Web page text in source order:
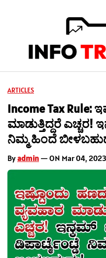
ARTICLES
Income Tax Rule:
ಮಾಡುತ್ತಿದ್ದರೆ ಎಚ್ಚರ!
ನಿಮ್ಮ ಹಿಂದೆ
Byadmin — ON Mar 04, 2023